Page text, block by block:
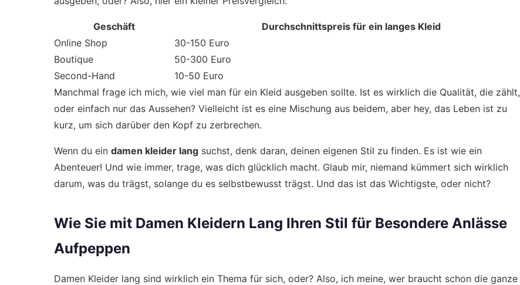
Geschäft
Durchschnittspreis für ein langes Kleid
Online Shop
30-150 Euro
Boutique
50-300 Euro
Second-Hand
10-50 Euro
Manchmal frage ich mich, wie viel man für ein Kleid ausgeben sollte. Ist es wirklich die Qualität, die zählt,
oder einfach nur das Aussehen? Vielleicht ist es eine Mischung aus beidem, aber hey, das Leben ist zu
kurz, um sich darüber den Kopf zu zerbrechen.
Wenn du ein damen kleider lang suchst, denk daran, deinen eigenen Stil zu finden. Es ist wie ein
Abenteuer! Und wie immer, trage, was dich glücklich macht. Glaub mir, niemand kümmert sich wirklich
darum, was du trägst, solange du es selbstbewusst trägst. Und das ist das Wichtigste, oder nicht?
Wie Sie mit Damen Kleidern Lang Ihren Stil für Besondere Anlässe
Aufpeppen
Damen Kleider lang sind wirklich ein Thema für sich, oder? Also, ich meine, wer braucht schon die ganze